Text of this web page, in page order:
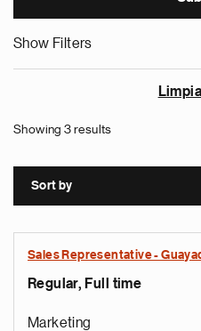
Show Filters
Showing 3 results
Sort by
Sales Representative -
Regular, Full time
Marketing